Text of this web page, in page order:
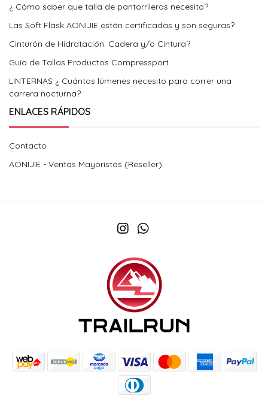
¿ Cómo saber que talla de pantorrileras necesito?
Las Soft Flask AONIJIE están certificadas y son seguras?
Cinturón de Hidratación. Cadera y/o Cintura?
Guía de Tallas Productos Compressport
LINTERNAS ¿ Cuántos lúmenes necesito para correr una
carrera nocturna?
ENLACES RÁPIDOS
Contacto
AONIJIE - Ventas Mayoristas (Reseller)